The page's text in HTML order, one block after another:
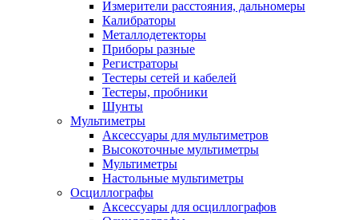
Измерители расстояния, дальномеры
Калибраторы
Металлодетекторы
Приборы разные
Регистраторы
Тестеры сетей и кабелей
Тестеры, пробники
Шунты
Мультиметры
Аксессуары для мультиметров
Высокоточные мультиметры
Мультиметры
Настольные мультиметры
Осциллографы
Аксессуары для осциллографов